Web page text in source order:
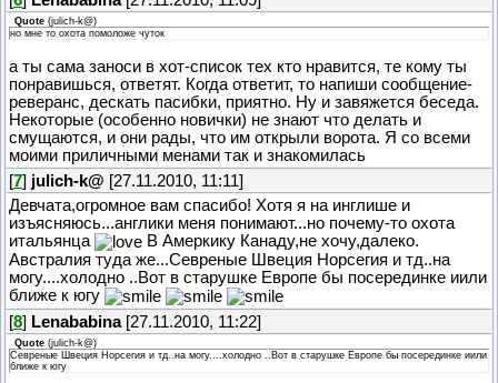
Quote (julich-k@)
но мне то охота помоложе чуток
а ты сама заноси в хот-список тех кто нравится, те кому ты
понравишься, ответят. Когда ответит, то напиши сообщение-
реверанс, дескать пасибки, приятно. Ну и завяжется беседа.
Некоторые (особенно новички) не знают что делать и
смущаются, и они рады, что им открыли ворота. Я со всеми
моими приличными менами так и знакомилась
[7] julich-k@ [27.11.2010, 11:11]
Девчата,огромное вам спасибо! Хотя я на инглише и
изъясняюсь...англики меня понимают...но почему-то охота
итальянца
В Амеркику Канаду,не хочу,далеко.
Австралия туда же...Севреные Швеция Норсегия и тд..на
могу....холодно ..Вот в старушке Европе бы посерединке иили
ближе к югу
[8] Lenababina[27.11.2010, 11:22]
Quote (julich-k@)
Севреные Швеция Норсегия и тд..на могу....холодно ..Вот в старушке Европе бы посерединке иили
ближе к югу